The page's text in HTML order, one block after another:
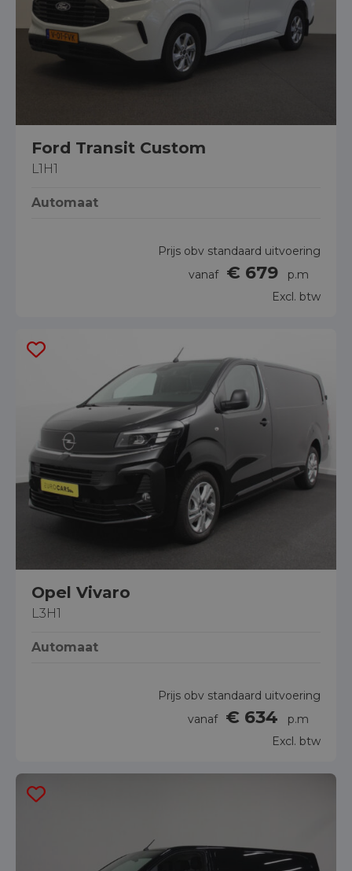
Ford Transit Custom
L1H1
Automaat
Prijs obv standaard uitvoering
vanaf € 679
p.m
Excl. btw
Opel Vivaro
L3H1
Automaat
Prijs obv standaard uitvoering
vanaf € 634
p.m
Excl. btw